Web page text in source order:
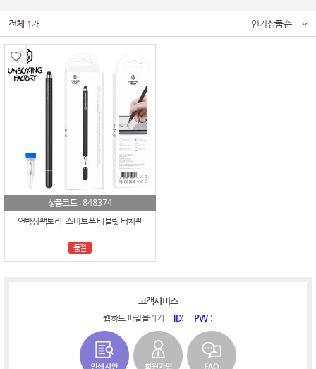
전체 1 개 인기상품순
상품코드 :848374
언박싱팩토리_스마트폰 태블릿 터치펜
품절
고객서비스
웹하드 파일올리기 ID: PW :